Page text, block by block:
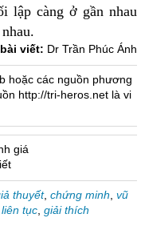
lập càng ở gần nhau
viết: Dr Trần Phúc Ánh
hoặc các nguồn phương
http://tri-heros.net là vi
giá
thuyết, chứng minh vũ
liên tục giải thích